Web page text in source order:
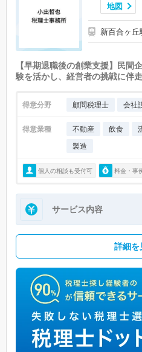
地図
新百合ヶ丘
【早期退職後の創業支援】民間
験を活かし、経営者の挑戦に伴走
得意分野 顧問税理士 会社
得意業種 不動産 飲食
製造
個人の相談も受付可 料金・事
サービス内容
詳細を